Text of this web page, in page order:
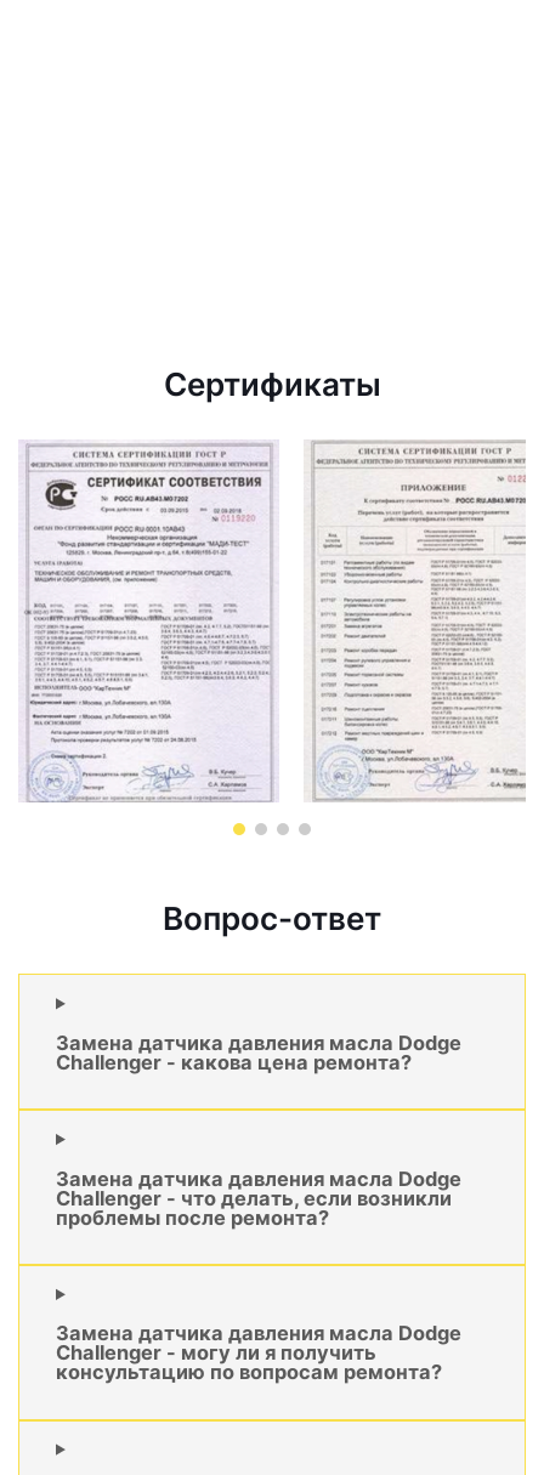
Сертификаты
Вопрос-ответ
Замена датчика давления масла Dodge
Challenger - какова цена ремонта?
Замена датчика давления масла Dodge
Challenger - что делать, если возникли
проблемы после ремонта?
Замена датчика давления масла Dodge
Challenger - могу ли я получить
консультацию по вопросам ремонта?